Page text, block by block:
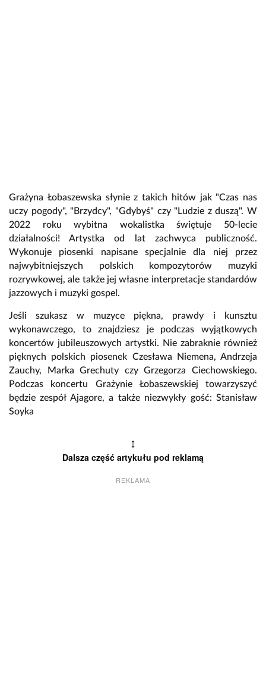
Grażyna Łobaszewska słynie z takich hitów jak "Czas nas
uczy pogody", "Brzydcy", "Gdybyś" czy "Ludzie z duszą". W
2022 roku wybitna wokalistka świętuje 50-lecie
działalności! Artystka od lat zachwyca publiczność.
Wykonuje piosenki napisane specjalnie dla niej przez
najwybitniejszych polskich kompozytorów muzyki
rozrywkowej, ale także jej własne interpretacje standardów
jazzowych i muzyki gospel.
Jeśli szukasz w muzyce piękna, prawdy i kunsztu
wykonawczego, to znajdziesz je podczas wyjątkowych
koncertów jubileuszowych artystki. Nie zabraknie również
pięknych polskich piosenek Czesława Niemena, Andrzeja
Zauchy, Marka Grechuty czy Grzegorza Ciechowskiego.
Podczas koncertu Grażynie Łobaszewskiej towarzyszyć
będzie zespół Ajagore, a także niezwykły gość: Stanisław
Soyka
↕
Dalsza część artykułu pod reklamą
REKLAMA